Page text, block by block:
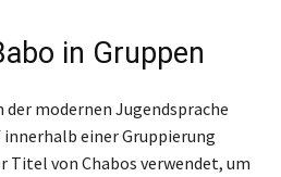
in Gruppen
der modernen Jugendsprache
einer Gruppierung
Titel von Chabos verwendet, um